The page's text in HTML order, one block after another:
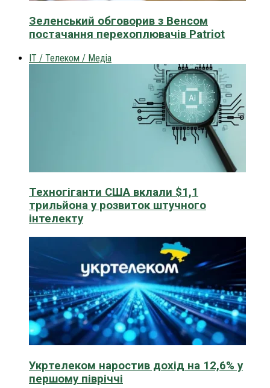
Зеленський обговорив з Венсом
постачання перехоплювачів Patriot
IT / Телеком / Медіа
Техногіганти США вклали $1,1
трильйона у розвиток штучного
інтелекту
Укртелеком наростив дохід на 12,6% у
першому півріччі